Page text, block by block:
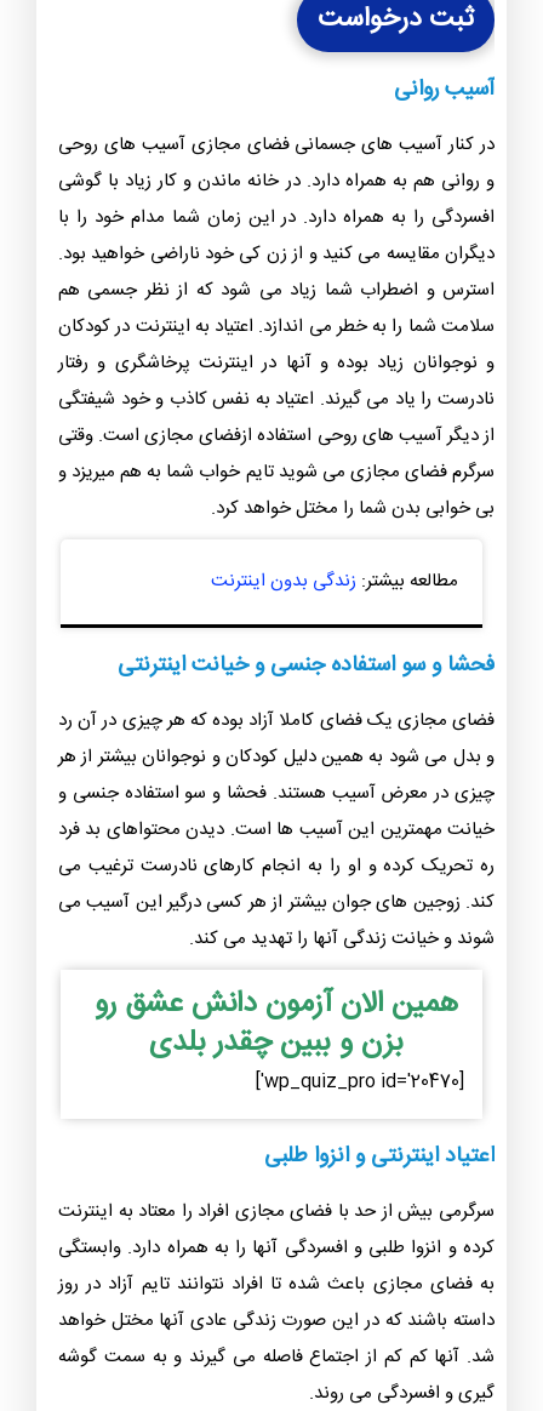
ثبت درخواست
آسیب روانی
در کنار آسیب های جسمانی فضای مجازی آسیب های روحی
و روانی هم به همراه دارد. در خانه ماندن و کار زیاد با گوشی
افسردگی را به همراه دارد. در این زمان شما مدام خود را با
دیگران مقایسه می کنید و از زن کی خود ناراضی خواهید بود.
استرس و اضطراب شما زیاد می شود که از نظر جسمی هم
سلامت شما را به خطر می اندازد. اعتیاد به اینترنت در کودکان
و نوجوانان زیاد بوده و آنها در اینترنت پرخاشگری و رفتار
نادرست را یاد می گیرند. اعتیاد به نفس کاذب و خود شیفتگی
از دیگر آسیب های روحی استفاده ازفضای مجازی است‌. وقتی
سرگرم فضای مجازی می شوید تایم خواب شما به هم میریزد و
بی خوابی بدن شما را مختل خواهد کرد.
مطالعه بیشتر: زندگی بدون اینترنت
فحشا و سو استفاده جنسی و خیانت اینترنتی
فضای مجازی یک فضای کاملا آزاد بوده که هر چیزی در آن رد
و بدل می شود به همین دلیل کودکان و نوجوانان بیشتر از هر
چیزی در معرض آسیب هستند. فحشا و سو استفاده جنسی و
خیانت مهمترین این آسیب ها است. دیدن محتواهای بد فرد
ره تحریک کرده و او را به انجام کارهای نادرست ترغیب می
کند. زوجین های جوان بیشتر از هر کسی درگیر این آسیب می
شوند و خیانت زندگی آنها را تهدید می کند.
همین الان آزمون دانش عشق رو
بزن و ببین چقدر بلدی
[wp_quiz_pro id='20470']
اعتیاد اینترنتی و انزوا طلبی
سرگرمی بیش از حد با فضای مجازی افراد را معتاد به اینترنت
کرده و انزوا طلبی و افسردگی آنها را به همراه دارد. وابستگی
به فضای مجازی باعث شده تا افراد نتوانند تایم آزاد در روز
داسته باشند که در این صورت زندگی عادی آنها مختل خواهد
شد. آنها کم کم از اجتماع فاصله می گیرند و به سمت گوشه
گیری و افسردگی می روند.